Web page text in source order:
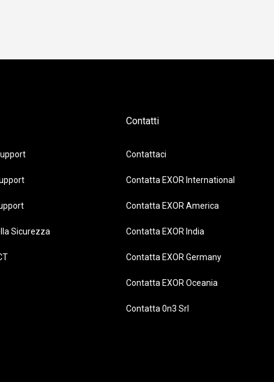
Sicurezza
Contatti
Contattaci
Contatta EXOR International
Contatta EXOR America
Contatta EXOR India
Contatta EXOR Germany
Contatta EXOR Oceania
Contatta 0n3 Srl